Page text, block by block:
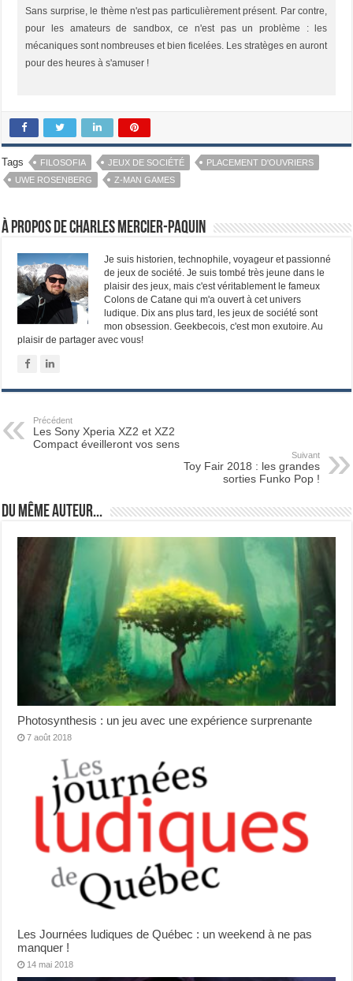
Sans surprise, le thème n'est pas particulièrement présent. Par contre,
pour les amateurs de sandbox, ce n'est pas un problème : les
mécaniques sont nombreuses et bien ficelées. Les stratèges en auront
pour des heures à s'amuser !
Tags FILOSOFIA JEUX DE SOCIÉTÉ
PLACEMENT D'OUVRIERS
UWE ROSENBERG
Z-MAN GAMES
À propos de Charles Mercier-Paquin
Je suis historien, technophile, voyageur et passionné
de jeux de société. Je suis tombé très jeune dans le
plaisir des jeux, mais c'est véritablement le fameux
Colons de Catane qui m'a ouvert à cet univers
ludique. Dix ans plus tard, les jeux de société sont
mon obsession. Geekbecois, c'est mon exutoire. Au
plaisir de partager avec vous!
Précédent
Les Sony Xperia XZ2 et XZ2
Compact éveilleront vos sens
Suivant
Toy Fair 2018 : les grandes
sorties Funko Pop !
Du même auteur...
Photosynthesis : un jeu avec une expérience surprenante
7 août 2018
Les Journées ludiques de Québec : un weekend à ne pas
manquer !
14 mai 2018